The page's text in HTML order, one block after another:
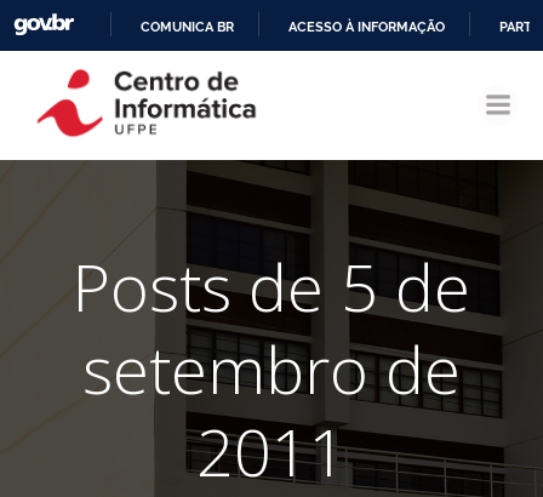
CONTEÚDO
COMUNICA BR ACESSO À INFORMAÇÃO
Posts de 5 de
setembro de
2011